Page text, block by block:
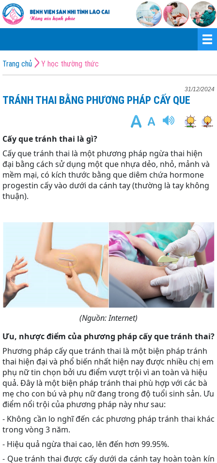
Trang chủ Y học thường thức
31/12/2024
TRÁNH THAI BẰNG PHƯƠNG PHÁP CẤY QUE
Cấy que tránh thai là gì?
Cấy que tránh thai là một phương pháp ngừa thai hiện
đại bằng cách sử dụng một que nhựa dẻo, nhỏ, mảnh và
mềm mại, có kích thước bằng que diêm chứa hormone
progestin cấy vào dưới da cánh tay (thường là tay không
thuận).
(Nguồn: Internet)
Ưu, nhược điểm của phương pháp cấy que tránh thai?
Phương pháp cấy que tránh thai là một biện pháp tránh
thai hiện đại và phổ biến nhất hiện nay được nhiều chị em
phụ nữ tin chọn bởi ưu điểm vượt trội vì an toàn và hiệu
quả. Đây là một biện pháp tránh thai phù hợp với các bà
mẹ cho con bú và phụ nữ đang trong độ tuổi sinh sản. Ưu
điểm nổi trội của phương pháp này như sau:
- Không cần lo nghĩ đến các phương pháp tránh thai khác
trong vòng 3 năm.
- Hiệu quả ngừa thai cao, lên đến hơn 99.95%.
- Que tránh thai được cấy dưới da cánh tay hoàn toàn kín